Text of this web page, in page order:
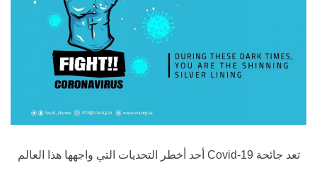
تعد جائحة Covid-19 أحد أخطر التحديات التي واجهها هذا العالم